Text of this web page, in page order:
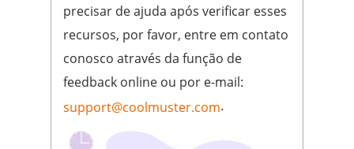
precisar de ajuda após verificar esses
recursos, por favor, entre em contato
conosco através da função de
feedback online ou por e-mail:
support@coolmuster.com.